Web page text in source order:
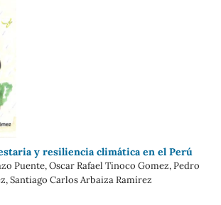
y resiliencia climática en el Perú
Puente, Oscar Rafael Tinoco Gomez, Pedro
Santiago Carlos Arbaiza Ramírez